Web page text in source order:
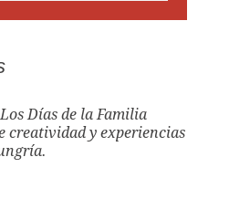
Días de la Familia
creatividad y experiencias